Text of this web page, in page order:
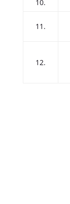
10.
11.
12.